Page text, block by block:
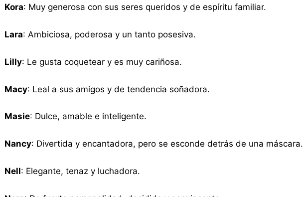
Kora: Muy generosa con sus seres queridos y de espíritu familiar.
Lara: Ambiciosa, poderosa y un tanto posesiva.
Lilly: Le gusta coquetear y es muy cariñosa.
Macy: Leal a sus amigos y de tendencia soñadora.
Masie: Dulce, amable e inteligente.
Nancy: Divertida y encantadora, pero se esconde detrás de una máscara.
Nell: Elegante, tenaz y luchadora.